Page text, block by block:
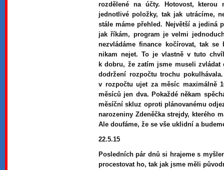
rozdělené na účty. Hotovost,
jednotlivé položky, tak jak utrácíme,
stále máme přehled. Největší a jediná
jak říkám, program je velmi
nezvládáme finance kočírovat, tak
nikam nejet. To je vlastně v tuto
k dobru, že zatím jsme museli zvládat
dodržení rozpočtu trochu
v rozpočtu ujet za měsíc maximálně
měsíců jen dva. Pokaždé někam
měsíční skluz oproti plánovanému
narozeniny Zdeněčka strejdy, kterého
Ale doufáme, že se vše uklidní a
22.5.15
Posledních pár dnů si hrajeme s
procestovat ho, tak jak jsme měli